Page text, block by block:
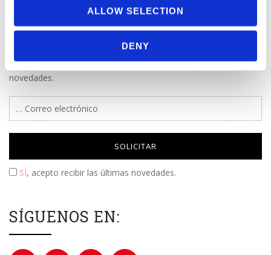
ALLOW SELECTION
DENY
SUSCRÍBETE AL BOLETÍN
Puedes suscribirte a nuestro boletín de noticias para recibir las
novedades.
SÍ, acepto recibir las últimas novedades.
SÍGUENOS EN: